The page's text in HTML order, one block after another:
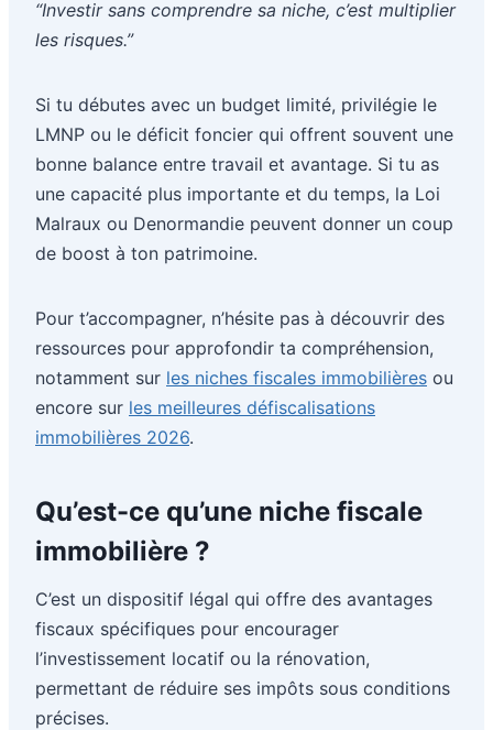
“Investir sans comprendre sa niche, c’est multiplier
les risques.”
Si tu débutes avec un budget limité, privilégie le
LMNP ou le déficit foncier qui offrent souvent une
bonne balance entre travail et avantage. Si tu as
une capacité plus importante et du temps, la Loi
Malraux ou Denormandie peuvent donner un coup
de boost à ton patrimoine.
Pour t’accompagner, n’hésite pas à découvrir des
ressources pour approfondir ta compréhension,
notamment sur les niches fiscales immobilières ou
encore sur les meilleures défiscalisations
immobilières 2026.
Qu’est-ce qu’une niche fiscale
immobilière ?
C’est un dispositif légal qui offre des avantages
fiscaux spécifiques pour encourager
l’investissement locatif ou la rénovation,
permettant de réduire ses impôts sous conditions
précises.